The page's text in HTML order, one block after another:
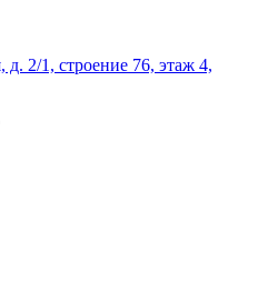
д. 2/1, строение 76, этаж 4,